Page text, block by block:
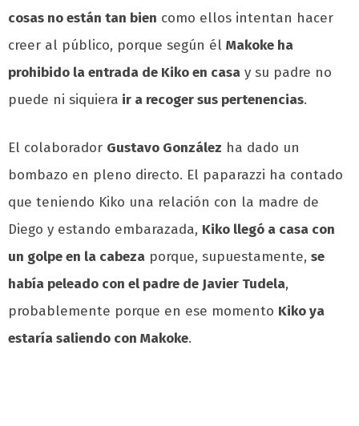
cosas no están tan bien como ellos intentan hacer
creer al público, porque según él Makoke ha
prohibido la entrada de Kiko en casa y su padre no
puede ni siquiera ir a recoger sus pertenencias.
El colaborador Gustavo González ha dado un
bombazo en pleno directo. El paparazzi ha contado
que teniendo Kiko una relación con la madre de
Diego y estando embarazada, Kiko llegó a casa con
un golpe en la cabeza porque, supuestamente, se
había peleado con el padre de Javier Tudela,
probablemente porque en ese momento Kiko ya
estaría saliendo con Makoke.